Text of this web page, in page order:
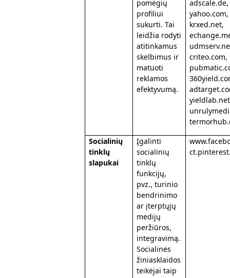
pomėgių
profiliui
sukurti. Tai
leidžia rodyti
atitinkamus
skelbimus ir
matuoti
reklamos
efektyvumą.
krxed.net,
Socialinių
tinklų
slapukai
Įgalinti
socialinių
tinklų
funkcijų,
pvz., turinio
bendrinimo
ar įterptųjų
medijų
peržiūros,
integravimą.
Socialinės
žiniasklaidos
teikėjai taip